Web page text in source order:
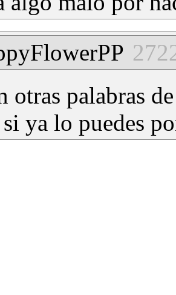
otras palabras
ya lo puedes